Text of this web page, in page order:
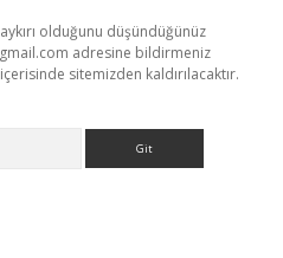
olduğunu düşündüğünüz
adresine bildirmeniz
sitemizden kaldırılacaktır.